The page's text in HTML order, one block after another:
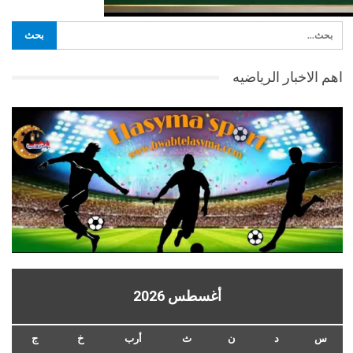
اهم الاخبار الرياضيه
أغسطس 2026
س د ن ث أرب خ ج